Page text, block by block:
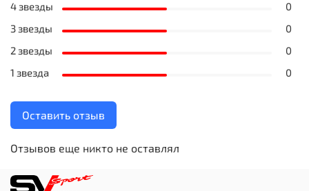
Отзывов еще никто не оставлял
4 звезды
0
3 звезды
0
2 звезды
0
1 звезда
0
Оставить отзыв